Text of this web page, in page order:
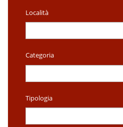
Località
Categoria
Tipologia